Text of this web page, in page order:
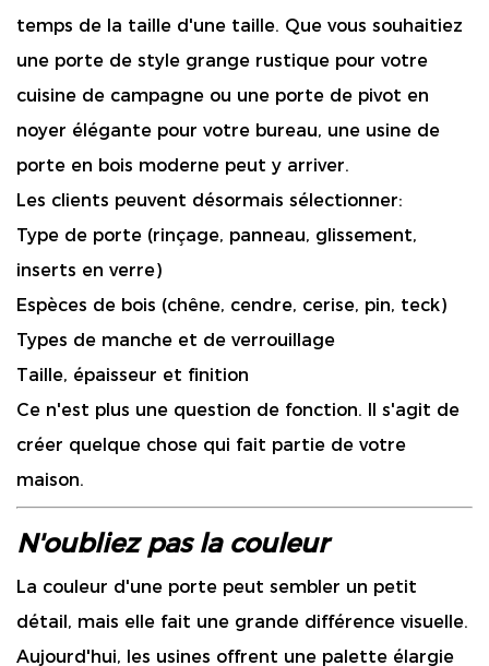
temps de la taille d'une taille. Que vous souhaitiez
une porte de style grange rustique pour votre
cuisine de campagne ou une porte de pivot en
noyer élégante pour votre bureau, une usine de
porte en bois moderne peut y arriver.
Les clients peuvent désormais sélectionner:
Type de porte (rinçage, panneau, glissement,
inserts en verre)
Espèces de bois (chêne, cendre, cerise, pin, teck)
Types de manche et de verrouillage
Taille, épaisseur et finition
Ce n'est plus une question de fonction. Il s'agit de
créer quelque chose qui fait partie de votre
maison.
N'oubliez pas la couleur
La couleur d'une porte peut sembler un petit
détail, mais elle fait une grande différence visuelle.
Aujourd'hui, les usines offrent une palette élargie